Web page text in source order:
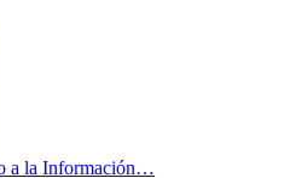
a la Información…